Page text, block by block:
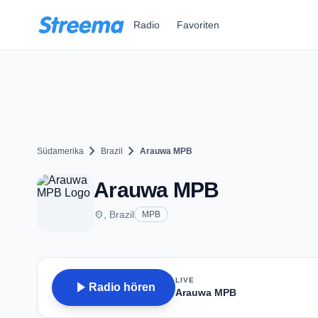
Radio Favoriten
Südamerika chevron_right Brazil chevron_right Arauwa MPB
Arauwa MPB
place , Brazil MPB
play_arrow Radio hören
LIVE
Arauwa MPB